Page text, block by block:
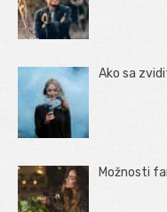
Ako sa
Možnosti